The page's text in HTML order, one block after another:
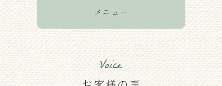
メニュー
Voice